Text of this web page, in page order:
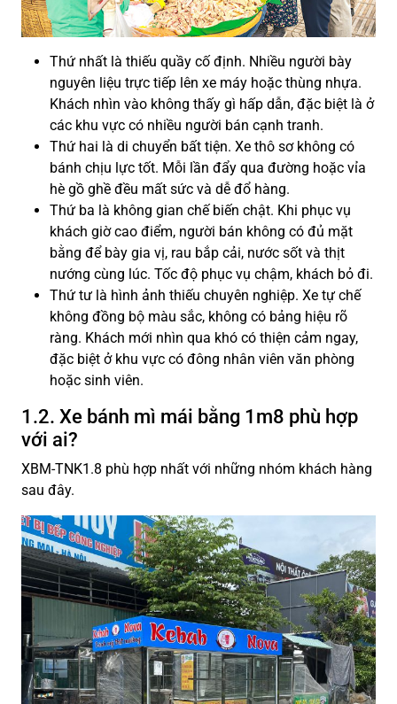
Thứ nhất là thiếu quầy cố định. Nhiều người bày
nguyên liệu trực tiếp lên xe máy hoặc thùng nhựa.
Khách nhìn vào không thấy gì hấp dẫn, đặc biệt là ở
các khu vực có nhiều người bán cạnh tranh.
Thứ hai là di chuyển bất tiện. Xe thô sơ không có
bánh chịu lực tốt. Mỗi lần đẩy qua đường hoặc vỉa
hè gồ ghề đều mất sức và dễ đổ hàng.
Thứ ba là không gian chế biến chật. Khi phục vụ
khách giờ cao điểm, người bán không có đủ mặt
bằng để bày gia vị, rau bắp cải, nước sốt và thịt
nướng cùng lúc. Tốc độ phục vụ chậm, khách bỏ đi.
Thứ tư là hình ảnh thiếu chuyên nghiệp. Xe tự chế
không đồng bộ màu sắc, không có bảng hiệu rõ
ràng. Khách mới nhìn qua khó có thiện cảm ngay,
đặc biệt ở khu vực có đông nhân viên văn phòng
hoặc sinh viên.
1.2. Xe bánh mì mái bằng 1m8 phù hợp
với ai?
XBM-TNK1.8 phù hợp nhất với những nhóm khách hàng
sau đây.